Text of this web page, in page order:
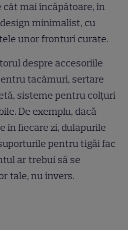
cât mai încăpătoare, în
minimalist, cu
unor fronturi curate.
despre accesoriile
tacâmuri, sertare
sisteme pentru colțuri
De exemplu, dacă
în fiecare zi, dulapurile
pentru tigăi fac
ar trebui să se
tale, nu invers.